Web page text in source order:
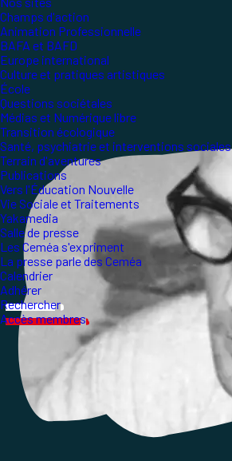
Champs d'action
Animation Professionnelle
BAFA et BAFD
Europe international
Culture et pratiques artistiques
École
Questions sociétales
Médias et Numérique libre
Transition écologique
Santé, psychiatrie et interventions sociales
Terrain d'aventures
Publications
Vers l'Éducation Nouvelle
Vie Sociale et Traitements
Yakamedia
Salle de presse
Les Ceméa s'expriment
La presse parle des Ceméa
Calendrier
Adhérer
Rechercher
Accès membres